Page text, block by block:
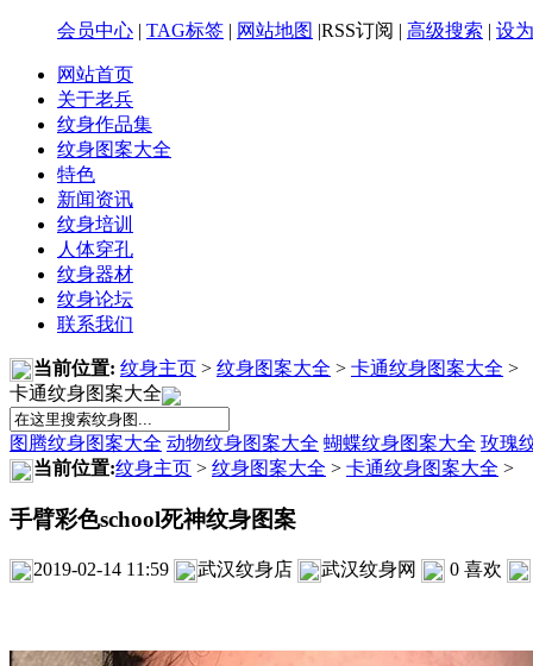
会员中心 | TAG标签 | 网站地图 |RSS订阅 | 高级搜索 | 设
网站首页
关于老兵
纹身作品集
纹身图案大全
特色
新闻资讯
纹身培训
人体穿孔
纹身器材
纹身论坛
联系我们
当前位置: 纹身主页 > 纹身图案大全 > 卡通纹身图案大全 >
卡通纹身图案大全
图腾纹身图案大全 动物纹身图案大全 蝴蝶纹身图案大全 玫瑰
当前位置:纹身主页 > 纹身图案大全 > 卡通纹身图案大全 >
手臂彩色school死神纹身图案
2019-02-14 11:59 武汉纹身店 武汉纹身网 0 喜欢